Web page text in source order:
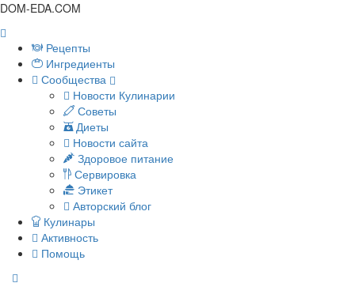
DOM-EDA.COM
Рецепты
Ингредиенты
Сообщества
Новости Кулинарии
Советы
Диеты
Новости сайта
Здоровое питание
Сервировка
Этикет
Авторский блог
Кулинары
Активность
Помощь